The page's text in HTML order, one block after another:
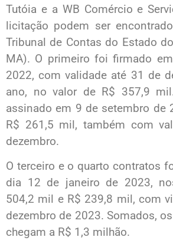
Tutóia e a WB Comércio e
licitação podem ser
Tribunal de Contas do Estado
MA). O primeiro foi firmado
2022, com validade até 31 de
ano, no valor de R$ 357,9
assinado em 9 de setembro de
R$ 261,5 mil, também com
dezembro.
O terceiro e o quarto contratos
dia 12 de janeiro de 2023,
504,2 mil e R$ 239,8 mil, com
dezembro de 2023. Somados,
chegam a R$ 1,3 milhão.